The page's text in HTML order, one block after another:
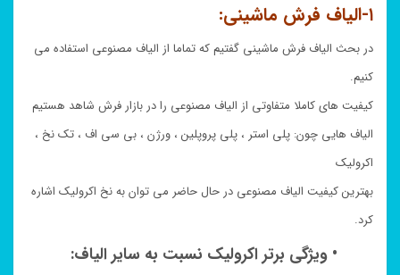
۱-الیاف فرش ماشینی:
در بحث الیاف فرش ماشینی گفتیم که تماما از الیاف مصنوعی استفاده می
کنیم.
کیفیت های کاملا متفاوتی از الیاف مصنوعی را در بازار فرش شاهد هستیم
الیاف هایی چون: پلی استر ، پلی پروپلین ، ورژن ، بی سی اف ، تک نخ ،
اکرولیک
بهترین کیفیت الیاف مصنوعی در حال حاضر می توان به نخ اکرولیک اشاره
کرد.
• ویژگی برتر اکرولیک نسبت به سایر الیاف: